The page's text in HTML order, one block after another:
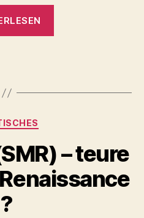
April
Kategorien
– teure
?